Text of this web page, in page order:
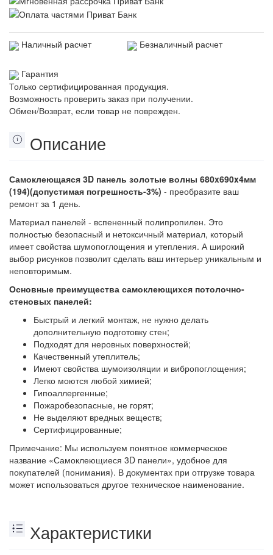
Наличный расчет Безналичный расчет
Гарантия
Только сертифицированная продукция.
Возможность проверить заказ при получении.
Обмен/Возврат, если товар не поврежден.
Описание
Самоклеющаяся 3D панель золотые волны 680x690x4мм
(194)(допустимая погрешность-3%) - преобразите ваш
ремонт за 1 день.
Материал панелей - вспененный полипропилен. Это
полностью безопасный и нетоксичный материал, который
имеет свойства шумопоглощения и утепления. А широкий
выбор рисунков позволит сделать ваш интерьер уникальным и
неповторимым.
Основные преимущества самоклеющихся потолочно-
стеновых панелей:
Быстрый и легкий монтаж, не нужно делать
дополнительную подготовку стен;
Подходят для неровных поверхностей;
Качественный утеплитель;
Имеют свойства шумоизоляции и вибропоглощения;
Легко моются любой химией;
Гипоаллергенные;
Пожаробезопасные, не горят;
Не выделяют вредных веществ;
Сертифицированные;
Примечание: Мы используем понятное коммерческое
название «Самоклеющиеся 3D панели», удобное для
покупателей (понимания). В документах при отгрузке товара
может использоваться другое техническое наименование.
Характеристики